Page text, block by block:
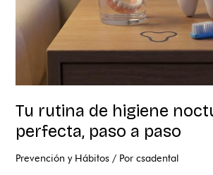
Tu rutina de higiene
perfecta, paso a paso
Prevención y Hábitos / Porcsadental
paso